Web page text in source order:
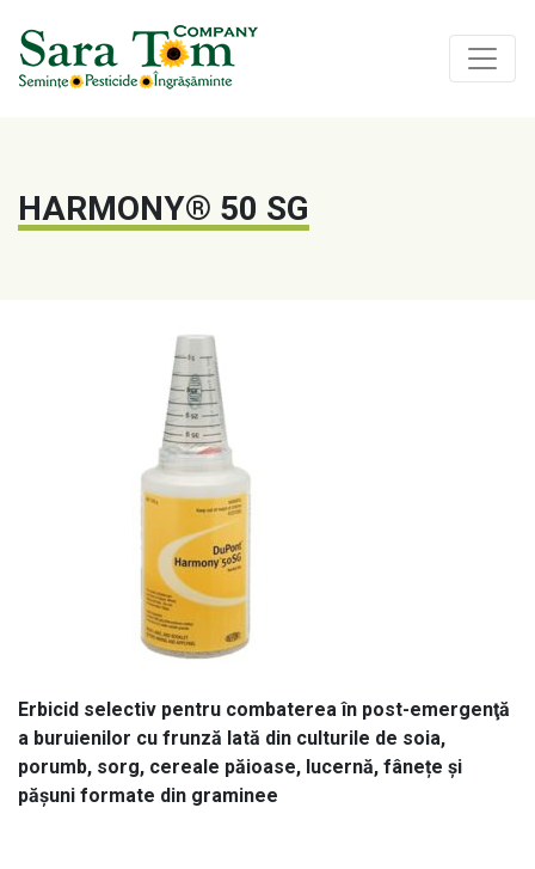
HARMONY® 50 SG
Erbicid selectiv pentru combaterea în post-emergenţă
a buruienilor cu frunză lată din culturile de soia,
porumb, sorg, cereale păioase, lucernă, fânețe și
pășuni formate din graminee